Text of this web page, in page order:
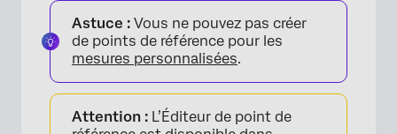
Astuce : Vous ne pouvez pas créer
de points de référence pour les
mesures personnalisées.
Attention : L’Éditeur de point de